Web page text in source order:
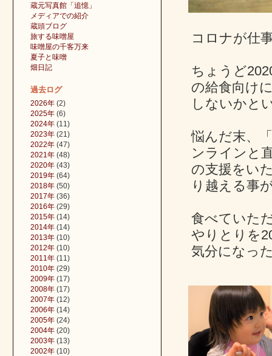
コロナが仕
ちょうど
の給食向け
しないかと
悩んだ末、
ンラインと
の支援をい
り越える事
食べていた
やりとりを
気分になっ
蔵元写真館「追憶」
メディアでの紹介
蔵頭ブログ
旅する味噌屋
味噌屋の千客万来
夏子と味噌
畑日記
過去ログ
2026年 (2)
2025年 (6)
2024年 (11)
2023年 (21)
2022年 (47)
2021年 (48)
2020年 (43)
2019年 (64)
2018年 (50)
2017年 (36)
2016年 (29)
2015年 (14)
2014年 (14)
2013年 (10)
2012年 (10)
2011年 (11)
2010年 (29)
2009年 (17)
2008年 (17)
2007年 (12)
2006年 (14)
2005年 (24)
2004年 (20)
2003年 (13)
2002年 (10)